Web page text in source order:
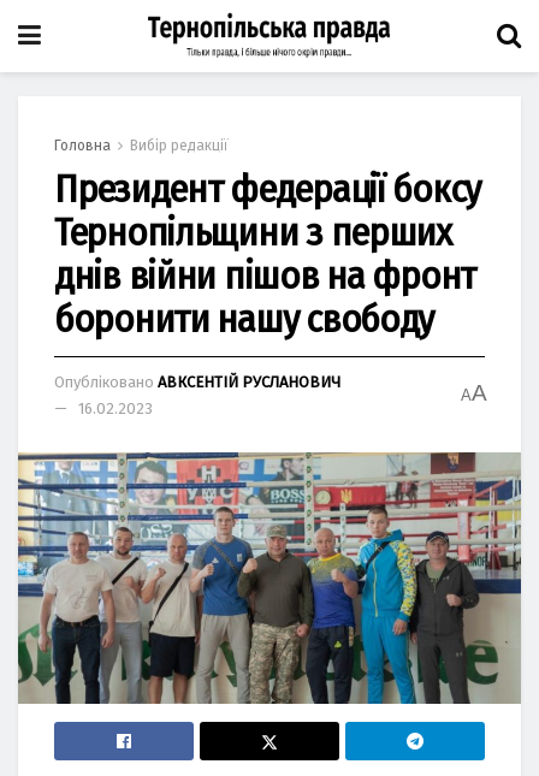
Головна Вибір редакції
Президент федерації боксу
Тернопільщини з перших
днів війни пішов на фронт
боронити нашу свободу
Опубліковано АВКСЕНТІЙ РУСЛАНОВИЧ
16.02.2023
AA